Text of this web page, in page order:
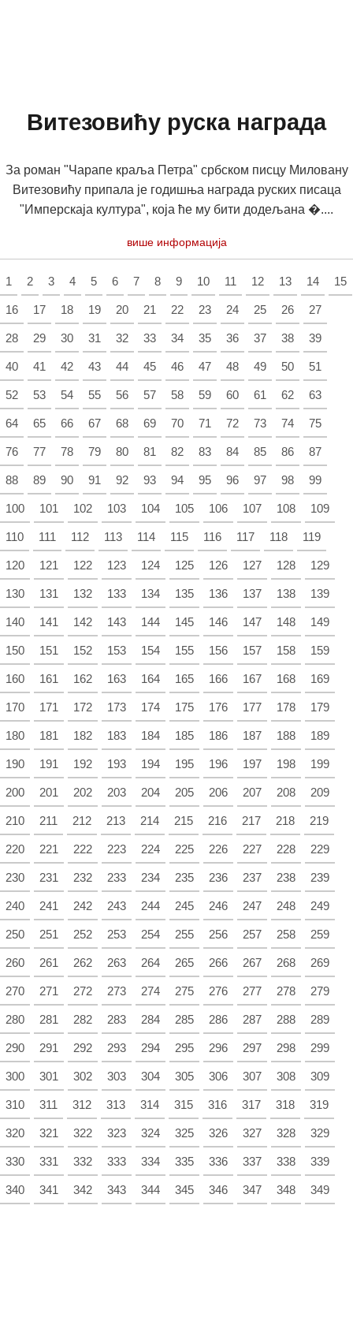
Витезовићу руска награда
За роман "Чарапе краља Петра" србском писцу Миловану
Витезовићу припала је годишња награда руских писаца
"Имперскаја култура", која ће му бити додељана �....
више информација
1 2 3 4 5 6 7 8 9 10 11 12 13 14 15
16 17 18 19 20 21 22 23 24 25 26 27
28 29 30 31 32 33 34 35 36 37 38 39
40 41 42 43 44 45 46 47 48 49 50 51
52 53 54 55 56 57 58 59 60 61 62 63
64 65 66 67 68 69 70 71 72 73 74 75
76 77 78 79 80 81 82 83 84 85 86 87
88 89 90 91 92 93 94 95 96 97 98 99
100 101 102 103 104 105 106 107 108 109
110 111 112 113 114 115 116 117 118 119
120 121 122 123 124 125 126 127 128 129
130 131 132 133 134 135 136 137 138 139
140 141 142 143 144 145 146 147 148 149
150 151 152 153 154 155 156 157 158 159
160 161 162 163 164 165 166 167 168 169
170 171 172 173 174 175 176 177 178 179
180 181 182 183 184 185 186 187 188 189
190 191 192 193 194 195 196 197 198 199
200 201 202 203 204 205 206 207 208 209
210 211 212 213 214 215 216 217 218 219
220 221 222 223 224 225 226 227 228 229
230 231 232 233 234 235 236 237 238 239
240 241 242 243 244 245 246 247 248 249
250 251 252 253 254 255 256 257 258 259
260 261 262 263 264 265 266 267 268 269
270 271 272 273 274 275 276 277 278 279
280 281 282 283 284 285 286 287 288 289
290 291 292 293 294 295 296 297 298 299
300 301 302 303 304 305 306 307 308 309
310 311 312 313 314 315 316 317 318 319
320 321 322 323 324 325 326 327 328 329
330 331 332 333 334 335 336 337 338 339
340 341 342 343 344 345 346 347 348 349